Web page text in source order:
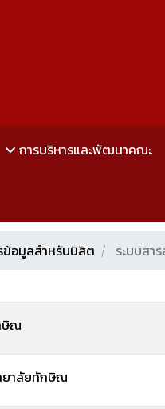
การบริหารและพัฒนาคณะ
ข้อมูลสำหรับนิสิต ระบบสา
ษิณ
ยาลัยทักษิณ